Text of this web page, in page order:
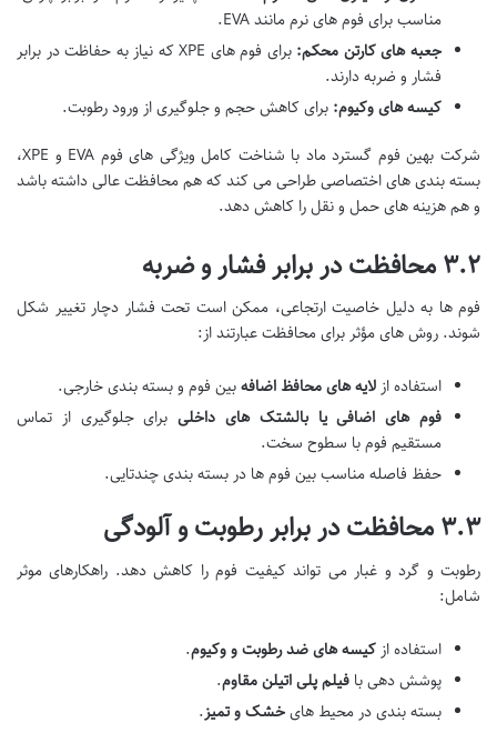
مناسب برای فوم های نرم مانند EVA.
جعبه های کارتن محکم:
برای فوم های XPE که نیاز به حفاظت در برابر
فشار و ضربه دارند.
کیسه های وکیوم: برای کاهش حجم و جلوگیری از ورود رطوبت.
شرکت بهین فوم گسترد ماد با شناخت کامل ویژگی های فوم EVA و XPE،
بسته بندی های اختصاصی طراحی می کند که هم محافظت عالی داشته باشد
و هم هزینه های حمل و نقل را کاهش دهد.
۳.۲ محافظت در برابر فشار و ضربه
فوم ها به دلیل خاصیت ارتجاعی، ممکن است تحت فشار دچار تغییر شکل
شوند. روش های مؤثر برای محافظت عبارتند از:
استفاده از لایه های محافظ اضافهبین فوم و بسته بندی خارجی.
فوم های اضافی یا بالشتک های داخلیبرای جلوگیری از تماس
مستقیم فوم با سطوح سخت.
حفظ فاصله مناسب بین فوم ها در بسته بندی چندتایی.
۳.۳ محافظت در برابر رطوبت و آلودگی
رطوبت و گرد و غبار می تواند کیفیت فوم را کاهش دهد. راهکارهای موثر
شامل:
استفاده از کیسه های ضد رطوبت و وکیوم.
پوشش دهی با فیلم پلی اتیلن مقاوم.
بسته بندی در محیط هایخشک و تمیز.